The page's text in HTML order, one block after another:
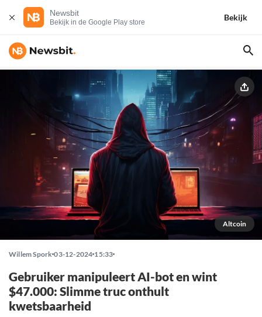
Newsbit
Bekijk in de Google Play store
Bekijk
Altcoin
Willem Spork 03-12-2024 15:33
Gebruiker manipuleert AI-bot en wint
$47.000: Slimme truc onthult
kwetsbaarheid